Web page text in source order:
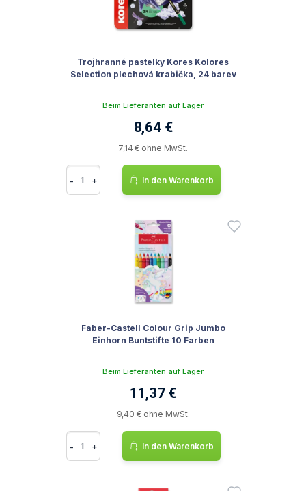
Trojhranné pastelky Kores Kolores
Selection plechová krabička, 24 barev
Beim Lieferanten auf Lager
8,64 €
7,14 € ohne MwSt.
- + In den Warenkorb
Faber-Castell Colour Grip Jumbo
Einhorn Buntstifte 10 Farben
Beim Lieferanten auf Lager
11,37 €
9,40 € ohne MwSt.
- + In den Warenkorb